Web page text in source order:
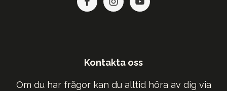
Kontakta oss
Om du har frågor kan du alltid höra av dig via